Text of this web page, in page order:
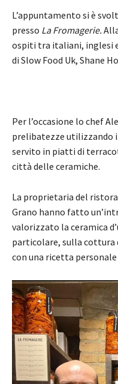
L’appuntamento si è
presso La Fromagerie.
ospiti tra italiani, inglesi
di Slow Food Uk, Shane
Per l’occasione lo chef
prelibatezze
servito in piatti di
città delle ceramiche.
La proprietaria del
Grano hanno fatto
valorizzato la ceramica
particolare, sulla cottura
con una ricetta